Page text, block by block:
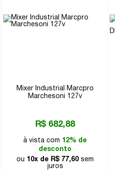
Mixer Industrial Marcpro
Marchesoni 127v
R$ 682,88
à vista com 12% de
desconto
ou 10x de R$ 77,60 sem
juros